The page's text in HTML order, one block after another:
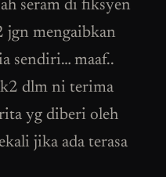
seram di fiksyen
jgn mengaibkan
sendiri… maaf..
dlm ni terima
yg diberi oleh
jika ada terasa